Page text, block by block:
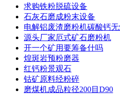
求购铁粉脱硫设备
石灰石磨成粉末设备
电解铝废渣磨粉机碳酸钙
源头厂家厄式矿石磨粉机
开一个矿用要筹备什吗
煌斑岩预粉磨器
红钙粉景观石
钴矿原料经粉碎
磨煤机成品粒径200目D90